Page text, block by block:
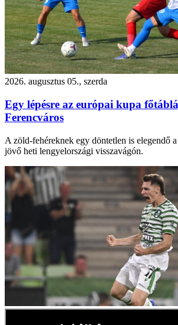
2026. augusztus 05., szerda
Egy lépésre az európai kupa
Ferencváros
A zöld-fehéreknek egy döntetlen is elegendő
jövő heti lengyelországi visszavágón.